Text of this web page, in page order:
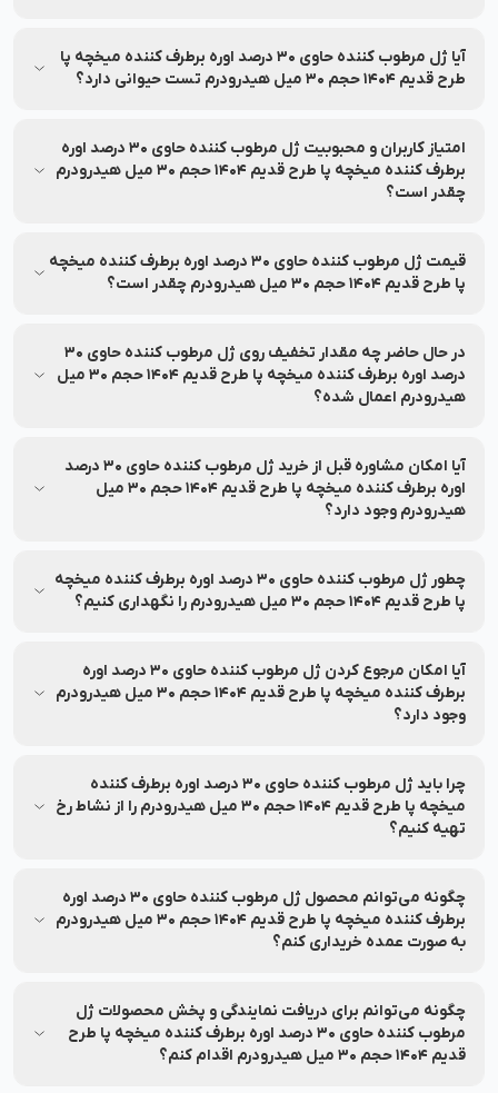
قدیم 1404 حجم 30 میل هیدرودرم مناسب برای افراد رده سنی
جوان و بزرگسال می‌باشد.
آیا ژل مرطوب کننده حاوی 30 درصد اوره برطرف کننده میخچه پا
طرح قدیم 1404 حجم 30 میل هیدرودرم تست حیوانی دارد؟
قدیم 1404 حجم 30 میل هیدرودرم بر روی حیوانات تست نشده
است.
امتیاز کاربران و محبوبیت ژل مرطوب کننده حاوی 30 درصد اوره
برطرف کننده میخچه پا طرح قدیم 1404 حجم 30 میل هیدرودرم
چقدر است؟
از 5 بوده و بر اساس 0 نظر ثبت شده است.
قیمت ژل مرطوب کننده حاوی 30 درصد اوره برطرف کننده میخچه
پا طرح قدیم 1404 حجم 30 میل هیدرودرم چقدر است؟
مشاهده‌ی آخرین قیمت و تخفیف‌های قابل استفاده، به اطلاعات
بالای صفحه مراجعه کنید.
در حال حاضر چه مقدار تخفیف روی ژل مرطوب کننده حاوی 30
درصد اوره برطرف کننده میخچه پا طرح قدیم 1404 حجم 30 میل
هیدرودرم اعمال شده؟
درج شده و ممکن است تغییر کند. برای اطلاع از میزان تخفیف، لطفاً
به بخش مشخصات محصول مراجعه کنید.
آیا امکان مشاوره قبل از خرید ژل مرطوب کننده حاوی 30 درصد
اوره برطرف کننده میخچه پا طرح قدیم 1404 حجم 30 میل
هیدرودرم وجود دارد؟
نشاط رخ ارائه می‌شود.
چطور ژل مرطوب کننده حاوی 30 درصد اوره برطرف کننده میخچه
پا طرح قدیم 1404 حجم 30 میل هیدرودرم را نگهداری کنیم؟
30 میل هیدرودرم روی بسته‌بندی درج شده است؛ پیش از استفاده
آن را بررسی نمایید.
آیا امکان مرجوع کردن ژل مرطوب کننده حاوی 30 درصد اوره
برطرف کننده میخچه پا طرح قدیم 1404 حجم 30 میل هیدرودرم
وجود دارد؟
امکان مرجوعی وجود دارد.
چرا باید ژل مرطوب کننده حاوی 30 درصد اوره برطرف کننده
میخچه پا طرح قدیم 1404 حجم 30 میل هیدرودرم را از نشاط رخ
تهیه کنیم؟
پشتیبانی ۲۴ ساعته، پرداخت اقساطی، ضمانت بازگشت ۷ روزه و
خدمات پس از فروش را تضمین می‌کند.
چگونه می‌توانم محصول ژل مرطوب کننده حاوی 30 درصد اوره
برطرف کننده میخچه پا طرح قدیم 1404 حجم 30 میل هیدرودرم
به صورت عمده خریداری کنم؟
میخچه پا طرح قدیم 1404 حجم 30 میل هیدرودرم با شماره
90008472 تماس بگیرید.
چگونه می‌توانم برای دریافت نمایندگی و پخش محصولات ژل
مرطوب کننده حاوی 30 درصد اوره برطرف کننده میخچه پا طرح
قدیم 1404 حجم 30 میل هیدرودرم اقدام کنم؟